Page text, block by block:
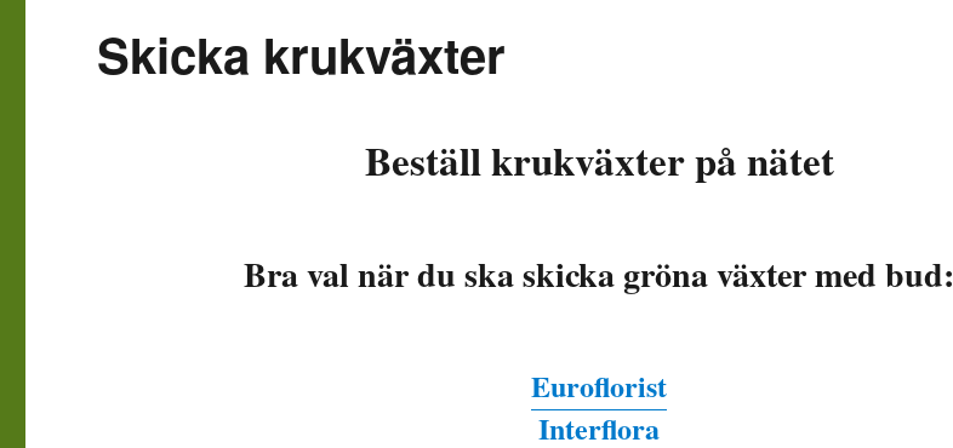
Skicka krukväxter
Beställ krukväxter på nätet
Bra val när du ska skicka gröna växter med bud:
Euroflorist
Interflora